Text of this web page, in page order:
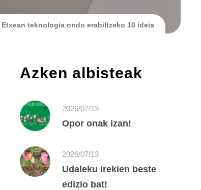
Etxean teknologia ondo erabiltzeko 10 ideia
Azken albisteak
2026/07/13
Opor onak izan!
2026/07/13
Udaleku irekien beste
edizio bat!